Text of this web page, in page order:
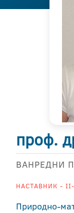
проф.
ВАНРЕДНИ
НАСТАВНИК -
Природно-